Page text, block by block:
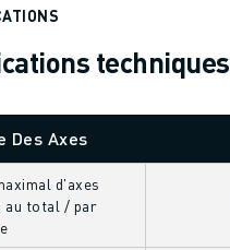
NUMÉRIQUE
" MYFANUC
L'ÉDUCATION
JEUNES TALENTS
techniques
Des Axes
d'axes
au total / par